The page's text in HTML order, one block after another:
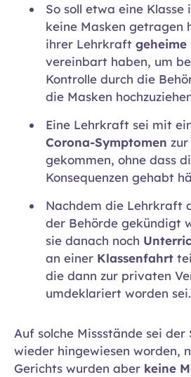
So soll etwa eine
keine Masken getragen
ihrer Lehrkraft geheime
vereinbart haben, um
Kontrolle durch die
die Masken
Eine Lehrkraft sei mit
Corona-Symptomen
gekommen, ohne dass
Konsequenzen gehabt
Nachdem die Lehrkraft
der Behörde gekündigt
sie danach noch
an einer Klassenfahrt
die dann zur privaten
umdeklariert worden sei.
Auf solche Missstände sei
wieder hingewiesen worden,
Gerichts wurden aber keine